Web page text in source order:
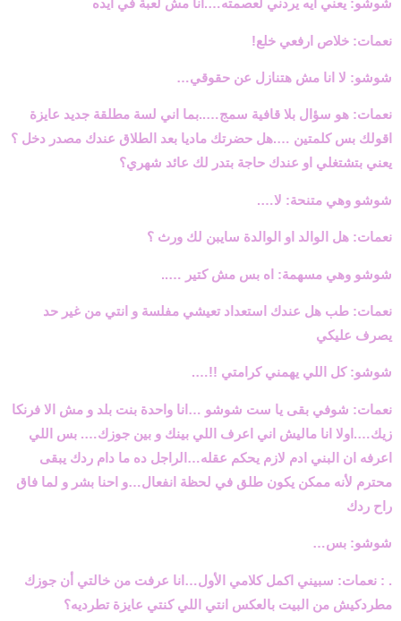
شوشو: يعني ايه يردني لعصمته….انا مش لعبة في ايده
نعمات: خلاص ارفعي خلع!
شوشو: لا انا مش هتنازل عن حقوقي…
نعمات: هو سؤال بلا قافية سمج…..بما اني لسة مطلقة جديد عايزة
اقولك بس كلمتين ….هل حضرتك ماديا بعد الطلاق عندك مصدر دخل ؟
يعني بتشتغلي او عندك حاجة بتدر لك عائد شهري؟
شوشو وهي متنحة: لا….
نعمات: هل الوالد او الوالدة سايبن لك ورث ؟
شوشو وهي مسهمة: اه بس مش كتير …..
نعمات: طب هل عندك استعداد تعيشي مفلسة و انتي من غير حد
يصرف عليكي
شوشو: كل اللي يهمني كرامتي !!….
نعمات: شوفي بقى يا ست شوشو …انا واحدة بنت بلد و مش الا فرنكا
زيك….اولا انا ماليش اني اعرف اللي بينك و بين جوزك…. بس اللي
اعرفه ان البني ادم لازم يحكم عقله…الراجل ده ما دام ردك يبقى
محترم لأنه ممكن يكون طلق في لحظة انفعال…و احنا بشر و لما فاق
راح ردك
شوشو: بس…
. : نعمات: سبيني اكمل كلامي الأول…انا عرفت من خالتي أن جوزك
مطردكيش من البيت بالعكس انتي اللي كنتي عايزة تطرديه؟